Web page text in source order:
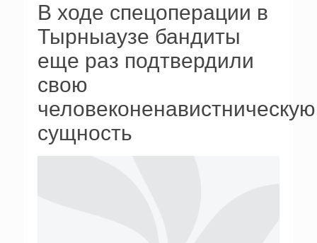
В ходе спецоперации в
Тырныаузе бандиты
еще раз подтвердили
свою
человеконенавистническую
сущность